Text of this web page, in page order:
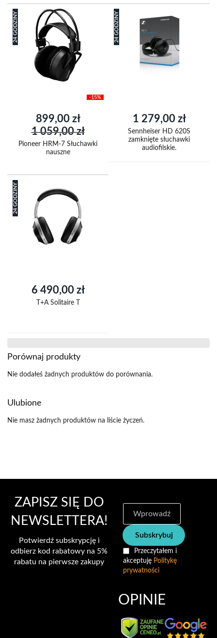
24 GODZINY
-15%
Cena
promocyjna
899,00 zł
1 059,00 zł
Pioneer HRM-7 Słuchawki
nauszne
24 GODZINY
1 279,00 zł
Sennheiser HD 620S
zamknięte słuchawki
audiofilskie.
24 GODZINY
6 490,00 zł
T+A Solitaire T
Porównaj produkty
Nie dodałeś żadnych produktów do porównania.
Ulubione
Nie masz żadnych produktów na liście życzeń.
ZAPISZ SIĘ DO
NEWSLETTERA!
Potwierdź subskrypcję i
odbierz kod rabatowy na 5%
rabatu na pierwsze zakupy
b
s
k
r
b
j
n
s
z
Subskrybuj
Przeczytałem i
akceptuję Politykę
prywatności
OPINIE